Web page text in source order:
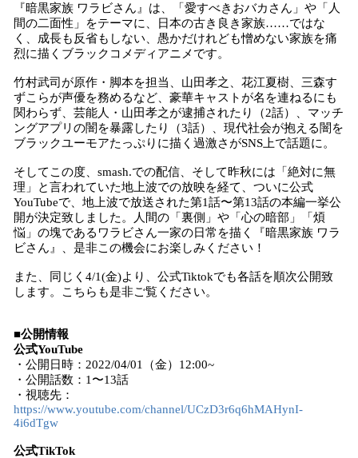
『暗黒家族 ワラビさん』は、「愛すべきおバカさん」や「人
間の二面性」をテーマに、日本の古き良き家族……ではな
く、成長も反省もしない、愚かだけれども憎めない家族を痛
烈に描くブラックコメディアニメです。
竹村武司が原作・脚本を担当、山田孝之、花江夏樹、三森す
ずこらが声優を務めるなど、豪華キャストが名を連ねるにも
関わらず、芸能人・山田孝之が逮捕されたり（2話）、マッチ
ングアプリの闇を暴露したり（3話）、現代社会が抱える闇を
ブラックユーモアたっぷりに描く過激さがSNS上で話題に。
そしてこの度、smash.での配信、そして昨秋には「絶対に無
理」と言われていた地上波での放映を経て、ついに公式
YouTubeで、地上波で放送された第1話〜第13話の本編一挙公
開が決定致しました。人間の「裏側」や「心の暗部」「煩
悩」の塊であるワラビさん一家の日常を描く『暗黒家族 ワラ
ビさん』、是非この機会にお楽しみください！
また、同じく4/1(金)より、公式Tiktokでも各話を順次公開致
します。こちらも是非ご覧ください。
■公開情報
公式YouTube
・公開日時：2022/04/01（金）12:00~
・公開話数：1〜13話
・視聴先：
https://www.youtube.com/channel/UCzD3r6q6hMAHynI-
4i6dTgw
公式TikTok